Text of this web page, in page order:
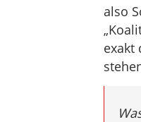
also
exakt